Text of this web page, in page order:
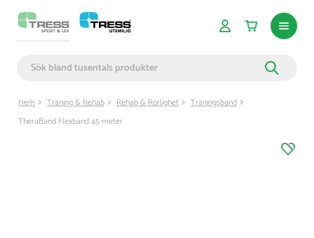
Hem Träning & Rehab Rehab & Rörlighet
Träningsband
TheraBand Flexband 45 meter